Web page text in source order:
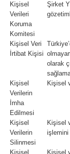
Kişisel
Verileri
Koruma
Komitesi
Şirket
Kişisel Veri
İrtibat Kişisi
olarak
Kişisel
Verilerin
İmha
Edilmesi
Kişisel
Kişisel
Verilerin
Silinmesi
Kişisel
işlemini
Kişisel
Kişisel